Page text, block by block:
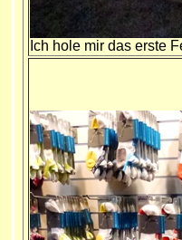
Ich hole mir das erste